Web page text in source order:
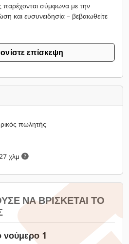
παρέχονται σύμφωνα με την
και ευσυνειδησία – βεβαιωθείτε
επίσκεψη
πωλητής
χλμ
ΝΑ ΒΡΊΣΚΕΤΑΙ ΤΟ
νούμερο 1